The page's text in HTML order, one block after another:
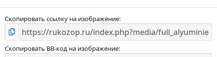
Скопировать ссылку на изображение
Скопировать BB-код на изображение